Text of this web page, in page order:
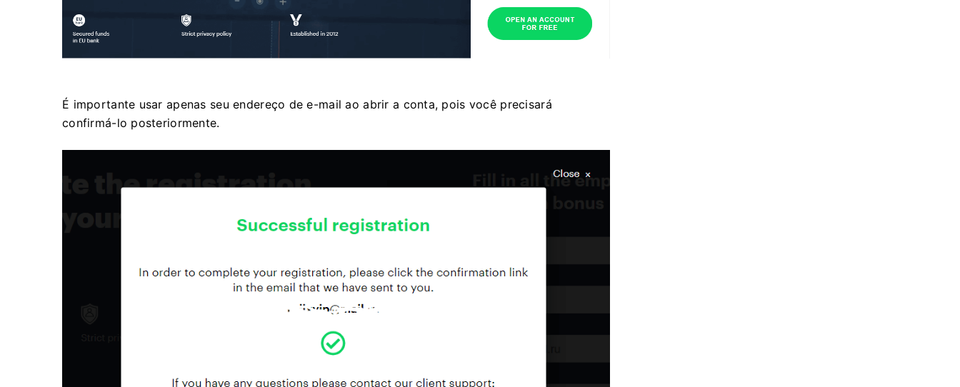
É importante usar apenas seu endereço de e-mail ao abrir a conta, pois você precisará
confirmá-lo posteriormente.